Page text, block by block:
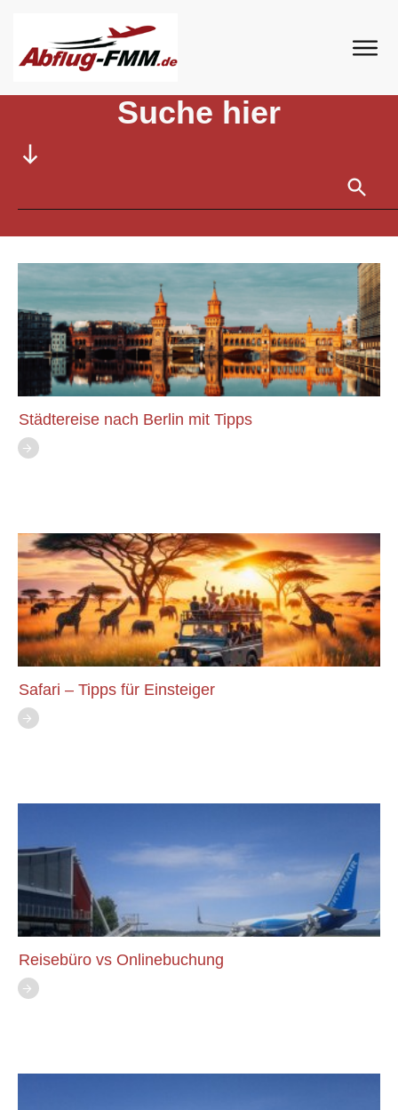
Tag: Familienreisen
Suche hier
Städtereise nach Berlin mit Tipps
Safari – Tipps für Einsteiger
Reisebüro vs Onlinebuchung